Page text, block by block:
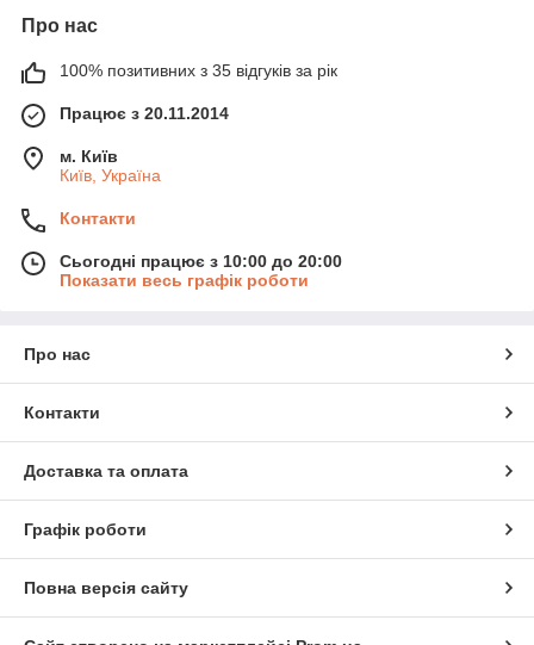
Про нас
100% позитивних з 35 відгуків за рік
Працює з 20.11.2014
м. Київ
Київ, Україна
Контакти
Сьогодні працює з 10:00 до 20:00
Показати весь графік роботи
Про нас
Контакти
Доставка та оплата
Графік роботи
Повна версія сайту